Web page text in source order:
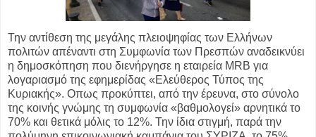
Την αντίθεση της μεγάλης πλειοψηφίας των Ελλήνων
πολιτών απέναντι στη Συμφωνία των Πρεσπών αναδεικνύει
η δημοσκόπηση που διενήργησε η εταιρεία MRB για
λογαριασμό της εφημερίδας «Ελεύθερος Τύπος της
Κυριακής». Οπως προκύπτει, από την έρευνα, στο σύνολο
της κοινής γνώμης τη συμφωνία «βαθμολογεί» αρνητικά το
70% και θετικά μόλις το 12%. Την ίδια στιγμή, παρά την